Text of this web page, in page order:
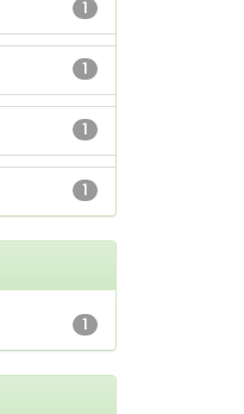
1
1
1
1
1